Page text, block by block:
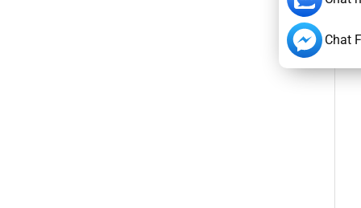
Chat